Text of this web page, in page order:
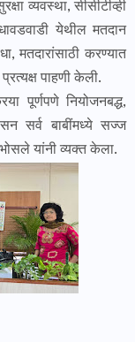
व्यवस्था, सीसीटीव्ही
येथील मतदान
मतदारांसाठी करण्यात
पाहणी केली.
नियोजनबद्ध,
सर्व बाबींमध्ये सज्ज
यांनी व्यक्त केला.